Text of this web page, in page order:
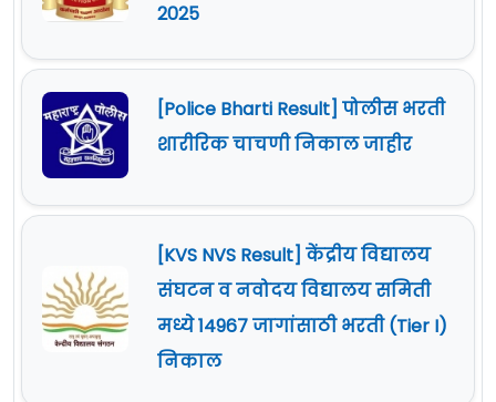
2025
[Police Bharti Result] पोलीस भरती
शारीरिक चाचणी निकाल जाहीर
[KVS NVS Result] केंद्रीय विद्यालय
संघटन व नवोदय विद्यालय समिती
मध्ये 14967 जागांसाठी भरती (Tier I)
निकाल